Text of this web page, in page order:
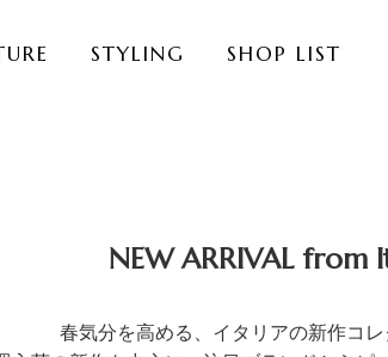
STYLING SHOP LIST
NEW ARRIVAL from
春気分を高める、イタリアの新作コ